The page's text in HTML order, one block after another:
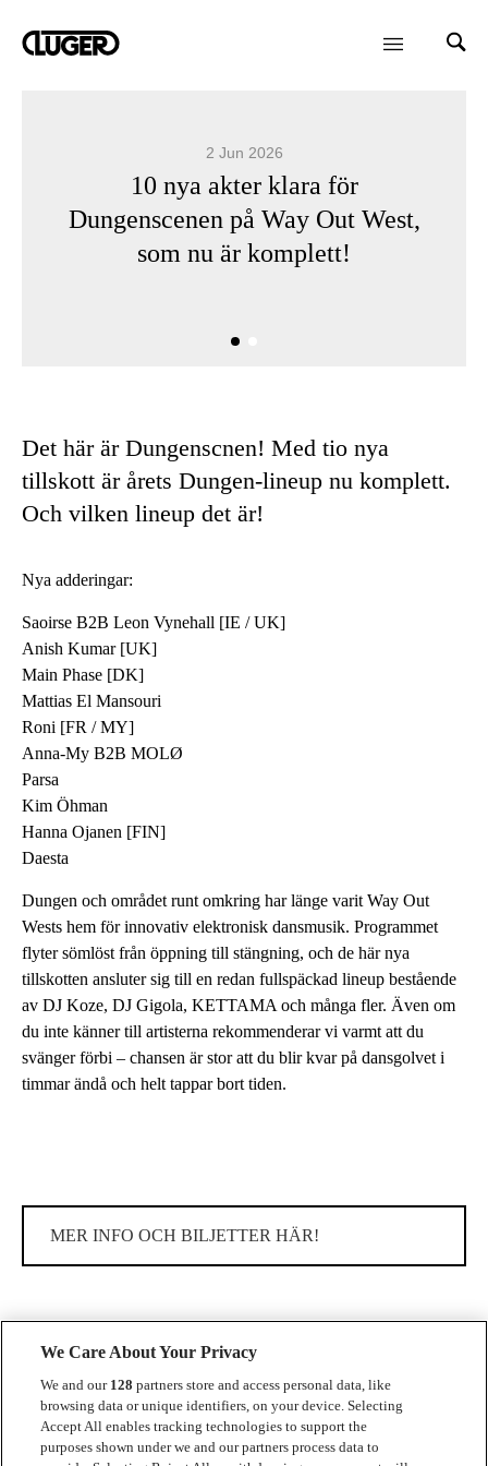
2 Jun 2026
10 nya akter klara för
Dungenscenen på Way Out West,
som nu är komplett!
Det här är Dungenscnen! Med tio nya
tillskott är årets Dungen-lineup nu komplett.
Och vilken lineup det är!
Nya adderingar:
Saoirse B2B Leon Vynehall [IE / UK]
Anish Kumar [UK]
Main Phase [DK]
Mattias El Mansouri
Roni [FR / MY]
Anna-My B2B MOLØ
Parsa
Kim Öhman
Hanna Ojanen [FIN]
Daesta
Dungen och området runt omkring har länge varit Way Out
Wests hem för innovativ elektronisk dansmusik. Programmet
flyter sömlöst från öppning till stängning, och de här nya
tillskotten ansluter sig till en redan fullspäckad lineup bestående
av DJ Koze, DJ Gigola, KETTAMA och många fler. Även om
du inte känner till artisterna rekommenderar vi varmt att du
svänger förbi – chansen är stor att du blir kvar på dansgolvet i
timmar ändå och helt tappar bort tiden.
MER INFO OCH BILJETTER HÄR!
Kontakt
We Care About Your Privacy
We and our 128 partners store and access personal data, like
browsing data or unique identifiers, on your device. Selecting
Accept All enables tracking technologies to support the
purposes shown under we and our partners process data to